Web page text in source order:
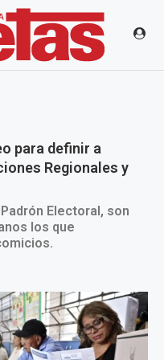
para definir a
Regionales y
Electoral, son
los que